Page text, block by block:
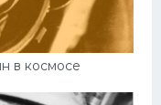
в космосе